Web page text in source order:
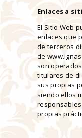
Enlaces a
El Sitio Web
enlaces que
de terceros
de
son
titulares de
sus propias
siendo ellos
propias